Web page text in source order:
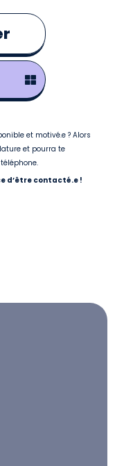
et motivé.e ? Alors
et pourra te
d’être contacté.e !